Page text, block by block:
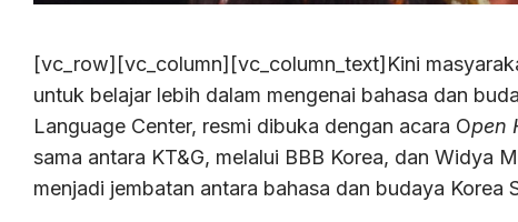
[vc_row][vc_column][vc_column_text]Kini
untuk belajar lebih dalam mengenai bahasa dan
Language Center, resmi dibuka dengan acara Open
sama antara KT&G, melalui BBB Korea, dan Widya
menjadi jembatan antara bahasa dan budaya Korea